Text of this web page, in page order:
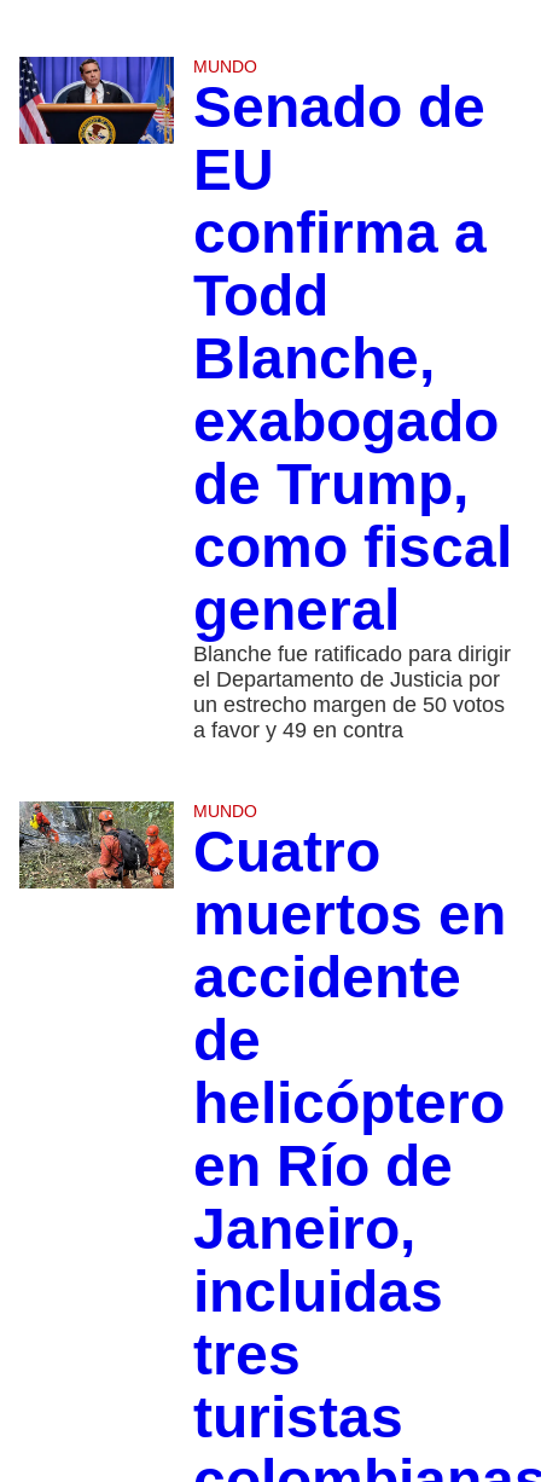
MUNDO
Senado de
EU
confirma a
Todd
Blanche,
exabogado
de Trump,
como fiscal
general
Blanche fue ratificado para dirigir
el Departamento de Justicia por
un estrecho margen de 50 votos
a favor y 49 en contra
MUNDO
Cuatro
muertos en
accidente
de
helicóptero
en Río de
Janeiro,
incluidas
tres
turistas